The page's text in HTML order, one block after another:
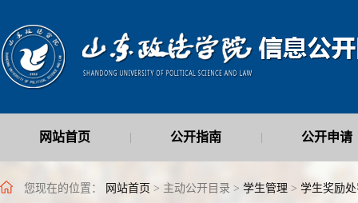
网站首页 公开指南 公开申请
最新公开信息 |
您现在的位置： 网站首页 > 主动公开目录 > 学生管理 > 学生奖励